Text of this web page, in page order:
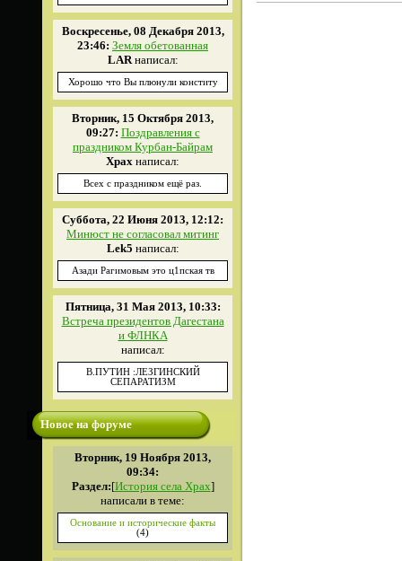
Воскресенье, 08 Декабря 2013,
23:46: Земля обетованная
LARнаписал:
Хорошо что Вы плюнули конститу
Вторник, 15 Октября 2013,
09:27: Поздравления с
праздником Курбан-Байрам
Xpax написал:
Всех с праздником ещё раз.
Суббота, 22 Июня 2013, 12:12:
Минюст не согласовал митинг
Lek5 написал:
Азади Рагимовым это ц1пская тв
Пятница, 31 Мая 2013, 10:33:
Встреча президентов Дагестана
и ФЛНКА
написал:
В.ПУТИН :ЛЕЗГИНСКИЙ
СЕПАРАТИЗМ
Новое на форуме
Вторник, 19 Ноября 2013,
09:34:
Раздел:[История села Храх]
написали в теме:
Основание и исторические факты
(4)